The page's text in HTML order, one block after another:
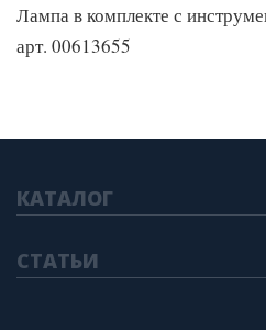
Лампа в комплекте с
арт. 00613655
КАТАЛОГ
СТАТЬИ